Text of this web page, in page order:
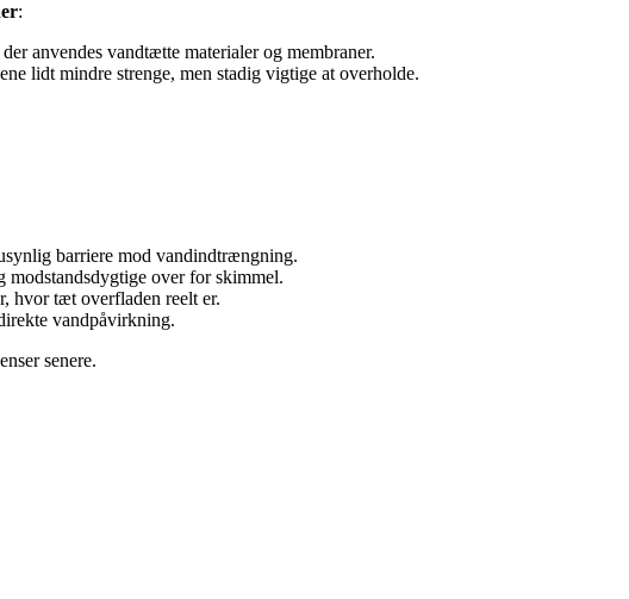
:
anvendes vandtætte materialer og membraner.
lidt mindre strenge, men stadig vigtige at overholde.
barriere mod vandindtrængning.
over for skimmel.
hvor tæt overfladen reelt er.
vandpåvirkning.
senere.